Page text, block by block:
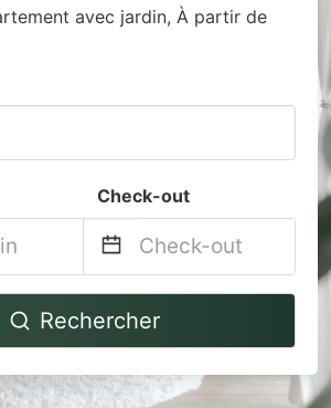
avec jardin, À partir de
Check-out
Navigate
backward
to
interact
Rechercher